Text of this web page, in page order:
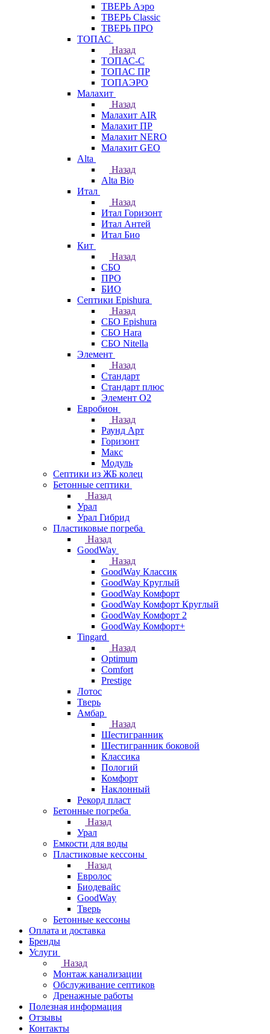
ТВЕРЬ Аэро
ТВЕРЬ Classic
ТВЕРЬ ПРО
ТОПАС
Назад
ТОПАС-С
ТОПАС ПР
ТОПАЭРО
Малахит
Назад
Малахит AIR
Малахит ПР
Малахит NERO
Малахит GEO
Alta
Назад
Alta Bio
Итал
Назад
Итал Горизонт
Итал Антей
Итал Био
Кит
Назад
СБО
ПРО
БИО
Септики Epishura
Назад
СБО Epishura
СБО Hara
СБО Nitella
Элемент
Назад
Стандарт
Стандарт плюс
Элемент О2
Евробион
Назад
Раунд Арт
Горизонт
Макс
Модуль
Септики из ЖБ колец
Бетонные септики
Назад
Урал
Урал Гибрид
Пластиковые погреба
Назад
GoodWay
Назад
GoodWay Классик
GoodWay Круглый
GoodWay Комфорт
GoodWay Комфорт Круглый
GoodWay Комфорт 2
GoodWay Комфорт+
Tingard
Назад
Optimum
Comfort
Prestige
Лотос
Тверь
Амбар
Назад
Шестигранник
Шестигранник боковой
Классика
Пологий
Комфорт
Наклонный
Рекорд пласт
Бетонные погреба
Назад
Урал
Емкости для воды
Пластиковые кессоны
Назад
Евролос
Биодевайс
GoodWay
Тверь
Бетонные кессоны
Оплата и доставка
Бренды
Услуги
Назад
Монтаж канализации
Обслуживание септиков
Дренажные работы
Полезная информация
Отзывы
Контакты